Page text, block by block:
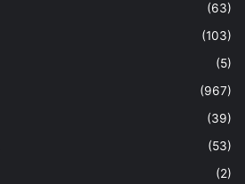
(63)
(103)
(5)
(967)
(39)
(53)
(2)